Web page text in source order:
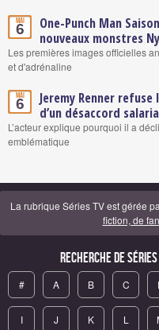
Mai
6
One-Punch Man
nouveaux monstres
Les premières images officielles
et d'adrénaline
Mai
6
Jeremy Renner
d’un désaccord
L’acteur explique pourquoi il a
emblématique
La rubrique Séries TV est gérée
fiction, de
Recherche de
# A B C
I J K L